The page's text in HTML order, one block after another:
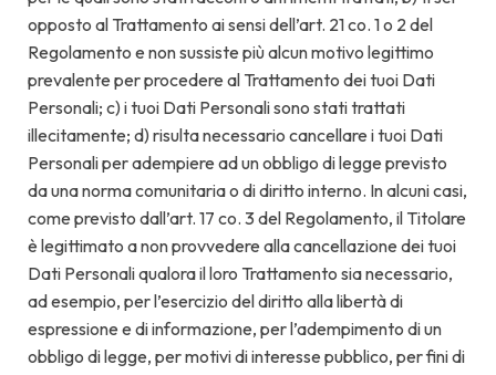
opposto al Trattamento ai sensi dell’art. 21 co. 1 o 2 del
Regolamento e non sussiste più alcun motivo legittimo
prevalente per procedere al Trattamento dei tuoi Dati
Personali; c) i tuoi Dati Personali sono stati trattati
illecitamente; d) risulta necessario cancellare i tuoi Dati
Personali per adempiere ad un obbligo di legge previsto
da una norma comunitaria o di diritto interno. In alcuni casi,
come previsto dall’art. 17 co. 3 del Regolamento, il Titolare
è legittimato a non provvedere alla cancellazione dei tuoi
Dati Personali qualora il loro Trattamento sia necessario,
ad esempio, per l’esercizio del diritto alla libertà di
espressione e di informazione, per l’adempimento di un
obbligo di legge, per motivi di interesse pubblico, per fini di